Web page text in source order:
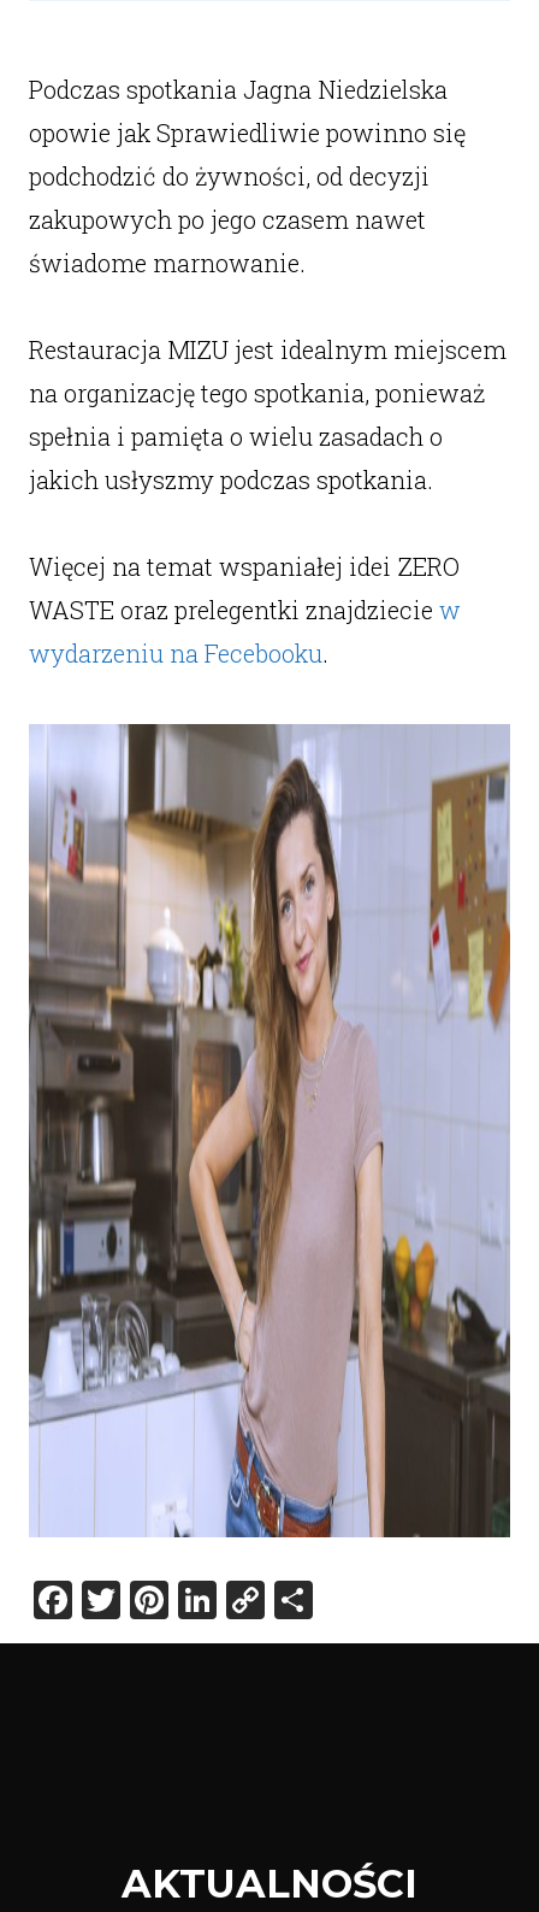
Podczas spotkania Jagna Niedzielska
opowie jak Sprawiedliwie powinno się
podchodzić do żywności, od decyzji
zakupowych po jego czasem nawet
świadome marnowanie.
Restauracja MIZU jest idealnym miejscem
na organizację tego spotkania, ponieważ
spełnia i pamięta o wielu zasadach o
jakich usłyszmy podczas spotkania.
Więcej na temat wspaniałej idei ZERO
WASTE oraz prelegentki znajdziecie w
wydarzeniu na Fecebooku.
Facebook
Twitter
Pinterest
LinkedIn
Copy
Link
Share
AKTUALNOŚCI